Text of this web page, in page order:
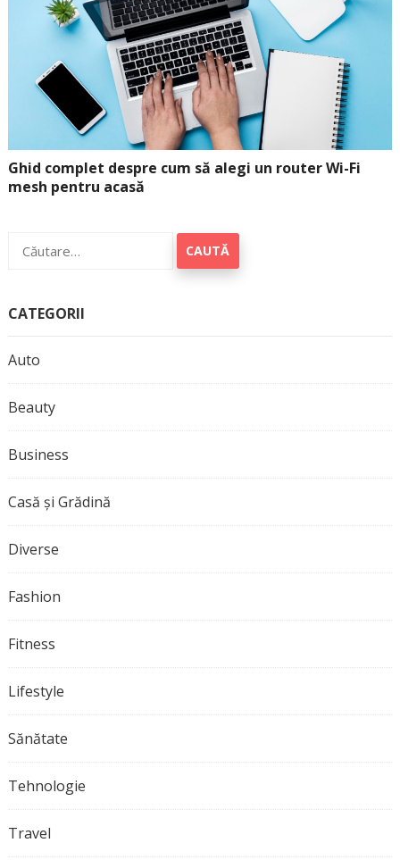
Ghid complet despre cum să alegi un router Wi-Fi
mesh pentru acasă
după:
CATEGORII
Auto
Beauty
Business
Casă și Grădină
Diverse
Fashion
Fitness
Lifestyle
Sănătate
Tehnologie
Travel